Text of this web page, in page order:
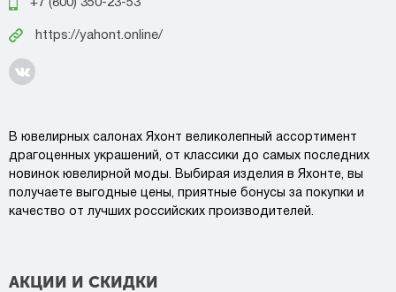
+7 (800) 350-23-53
https://yahont.online/
В ювелирных салонах Яхонт великолепный ассортимент
драгоценных украшений, от классики до самых последних
новинок ювелирной моды. Выбирая изделия в Яхонте, вы
получаете выгодные цены, приятные бонусы за покупки и
качество от лучших российских производителей.
АКЦИИ И СКИДКИ